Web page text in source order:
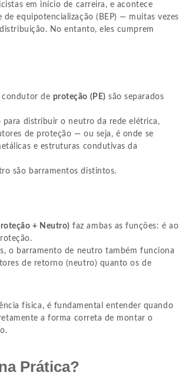
em início de carreira, e acontece
equipotencialização (BEP) — muitas vezes
No entanto, eles cumprem
condutor de proteção (PE) são separados
distribuir o neutro da rede elétrica,
de proteção — ou seja, é onde se
e estruturas condutivas da
são barramentos distintos.
+ Neutro) faz ambas as funções: é ao
o barramento de neutro também funciona
de retorno (neutro) quanto os de
física, é fundamental entender quando
a forma correta de montar o
Prática?